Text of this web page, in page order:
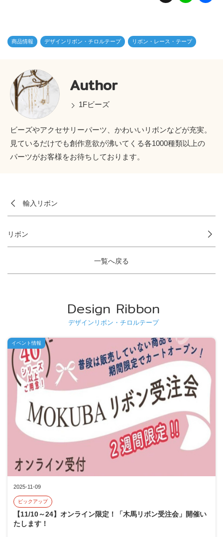
n
商品情報 デザインリボン・チロルテープ リボン・レース・テープ
Author
1Fビーズ
ビーズやアクセサリーパーツ、かわいいリボンなどが充実。
見ているだけでも創作意欲が沸いてくる各1000種類以上の
パーツがお客様をお待ちしております。
輸入リボン
一覧へ戻る
リボン
Design Ribbon
デザインリボン・チロルテープ
2025-11-09
ピックアップ
【11/10～24】オンライン限定！「木馬リボン受注会」開催い
たします！
イベント情報